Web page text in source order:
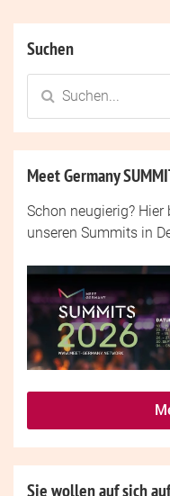
Suchen
Meet Germany
Schon neugierig?
unseren Summits in
Sie wollen auf sich